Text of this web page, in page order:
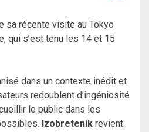
sa récente visite au Tokyo
qui s’est tenu les 14 et 15
dans un contexte inédit et
redoublent d’ingéniosité
le public dans les
Izobretenik revient